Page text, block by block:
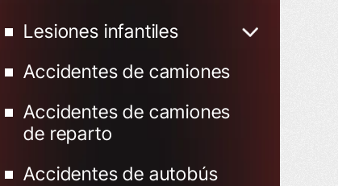
Lesiones infantiles
accidente de tráfico
Accidentes de camiones
Accidentes de camiones
de reparto
Accidentes de autobús